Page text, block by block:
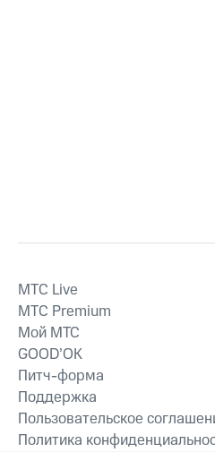
MTС Live
MTС Premium
Мой МТС
GOOD’OK
Питч-форма
Поддержка
Пользовательское
Политика